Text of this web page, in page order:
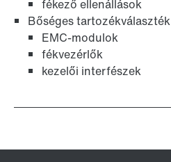
fékező ellenállások
Bőséges tartozékválaszték
EMC-modulok
fékvezérlők
kezelői interfészek